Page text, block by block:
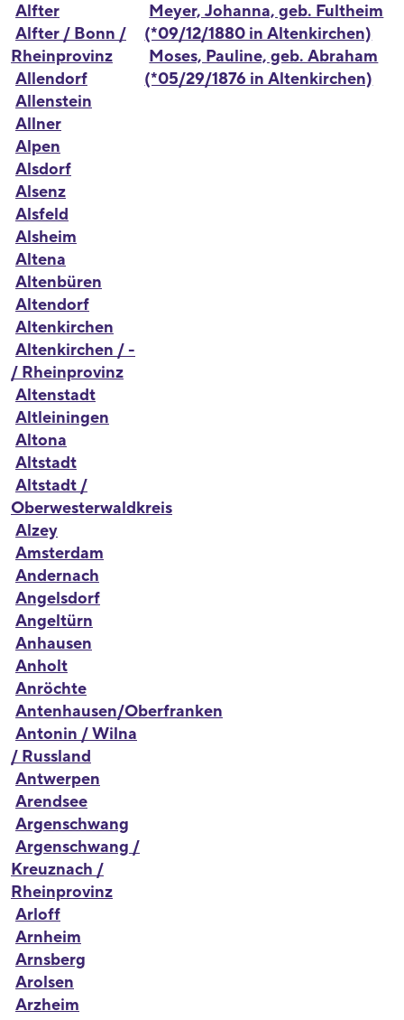
Alfter
Alfter / Bonn /
Rheinprovinz
Allendorf
Allenstein
Allner
Alpen
Alsdorf
Alsenz
Alsfeld
Alsheim
Altena
Altenbüren
Altendorf
Altenkirchen
Altenkirchen / -
/ Rheinprovinz
Altenstadt
Altleiningen
Altona
Altstadt
Altstadt /
Oberwesterwaldkreis
Alzey
Amsterdam
Andernach
Angelsdorf
Angeltürn
Anhausen
Anholt
Anröchte
Antenhausen/Oberfranken
Antonin / Wilna
/ Russland
Antwerpen
Arendsee
Argenschwang
Argenschwang /
Kreuznach /
Rheinprovinz
Arloff
Arnheim
Arnsberg
Arolsen
Arzheim
Meyer, Johanna, geb. Fultheim
(*09/12/1880 in Altenkirchen)
Moses, Pauline, geb. Abraham
(*05/29/1876 in Altenkirchen)